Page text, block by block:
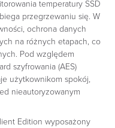
temperatury SSD
przegrzewaniu się. W
ochrona danych
na różnych etapach, co
Pod względem
szyfrowania (AES)
użytkownikom spokój,
nieautoryzowanym
Edition wyposażony